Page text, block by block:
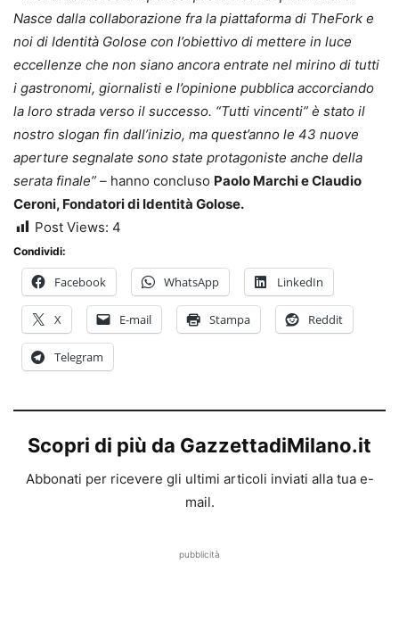
Nasce dalla collaborazione fra la piattaforma di TheFork e
noi di Identità Golose con l’obiettivo di mettere in luce
eccellenze che non siano ancora entrate nel mirino di tutti
i gastronomi, giornalisti e l’opinione pubblica accorciando
la loro strada verso il successo. “Tutti vincenti” è stato il
nostro slogan fin dall’inizio, ma quest’anno le 43 nuove
aperture segnalate sono state protagoniste anche della
serata finale” – hanno concluso Paolo Marchi e Claudio
Ceroni, Fondatori di Identità Golose.
Post Views: 4
Condividi:
Facebook WhatsApp LinkedIn
X E-mail Stampa Reddit
Telegram
Scopri di più da GazzettadiMilano.it
Abbonati per ricevere gli ultimi articoli inviati alla tua e-
mail.
pubblicità